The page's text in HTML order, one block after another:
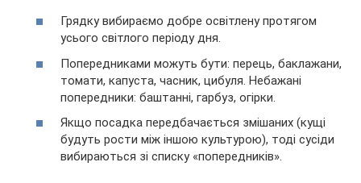
Грядку вибираємо добре освітлену протягом
усього світлого періоду дня.
Попередниками можуть бути: перець, баклажани,
томати, капуста, часник, цибуля. Небажані
попередники: баштанні, гарбуз, огірки.
Якщо посадка передбачається змішаних (кущі
будуть рости між іншою культурою), тоді сусіди
вибираються зі списку «попередників».